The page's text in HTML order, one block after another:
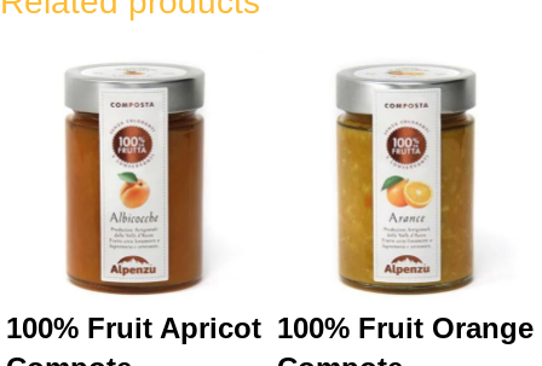
100% Fruit Apricot 100% Fruit Orange